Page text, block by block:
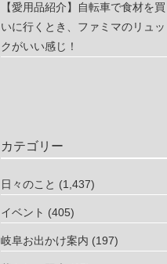
【愛用品紹介】自転車で食材を買
いに行くとき、ファミマのリュッ
クがいい感じ！
カテゴリー
日々のこと (1,437)
イベント (405)
岐阜お出かけ案内 (197)